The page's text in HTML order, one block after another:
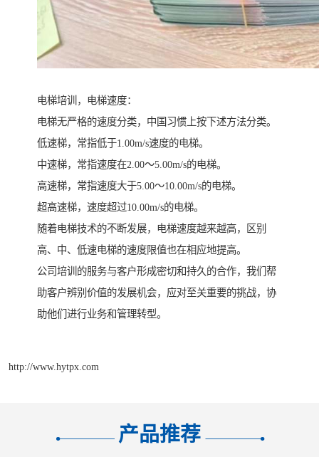
电梯培训，电梯速度：
电梯无严格的速度分类，中国习惯上按下述方法分类。
低速梯，常指低于1.00m/s速度的电梯。
中速梯，常指速度在2.00～5.00m/s的电梯。
高速梯，常指速度大于5.00～10.00m/s的电梯。
超高速梯，速度超过10.00m/s的电梯。
随着电梯技术的不断发展，电梯速度越来越高，区别
高、中、低速电梯的速度限值也在相应地提高。
公司培训的服务与客户形成密切和持久的合作，我们帮
助客户辨别价值的发展机会，应对至关重要的挑战，协
助他们进行业务和管理转型。
http://www.hytpx.com
产品推荐